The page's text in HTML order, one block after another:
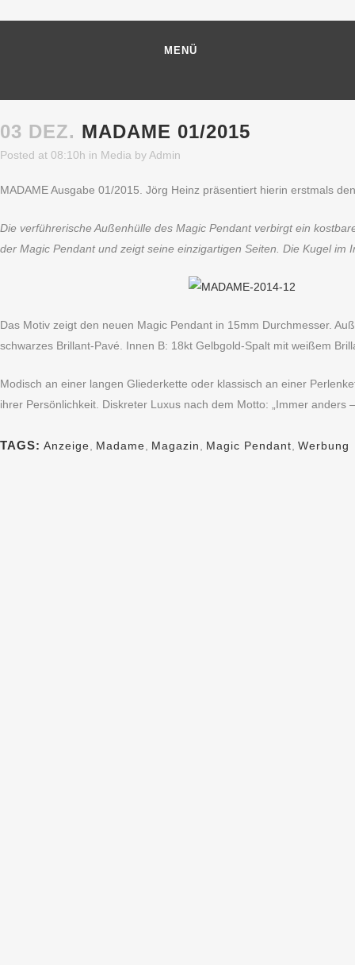
MENÜ
03 DEZ. MADAME 01/2015
Posted at 08:10h in Media by Admin
MADAME Ausgabe 01/2015. Jörg Heinz präsentiert hierin erstmals
Die verführerische Außenhülle des Magic Pendant verbirgt ein
der Magic Pendant und zeigt seine einzigartigen Seiten. Die Kugel im
Das Motiv zeigt den neuen Magic Pendant in 15mm Durchmesser.
schwarzes Brillant-Pavé. Innen B: 18kt Gelbgold-Spalt mit weißem
Modisch an einer langen Gliederkette oder klassisch an einer
ihrer Persönlichkeit. Diskreter Luxus nach dem Motto: „Immer anders
TAGS: Anzeige Madame Magazin Magic Pendant Werbung